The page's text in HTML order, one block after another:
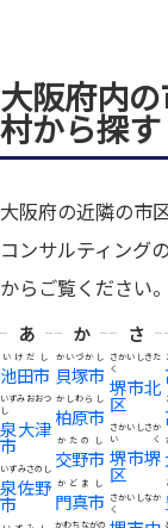
大阪府内
村から探す
大阪府の近隣の市
コンサルティング
からご覧ください。
あ
池田市
いけだし
泉大津
市
いずみおおつ
し
泉佐野
市
いずみさのし
か
貝塚市
かいづかし
柏原市
かしわらし
交野市
かたのし
門真市
かどまし
かわちながの
さ
堺市北
区
さかいしきた
く
堺市堺
区
さかいしさか
いく
さかいしなか
く